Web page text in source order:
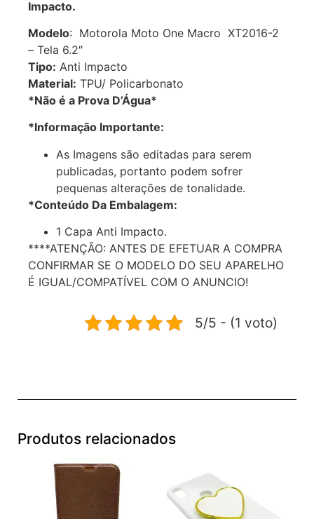
Impacto.
Modelo: Motorola Moto One Macro XT2016-2
– Tela 6.2″
Tipo: Anti Impacto
Material: TPU/ Policarbonato
*Não é a Prova D’Água*
*Informação Importante:
As Imagens são editadas para serem
publicadas, portanto podem sofrer
pequenas alterações de tonalidade.
*Conteúdo Da Embalagem:
1 Capa Anti Impacto.
****ATENÇÃO: ANTES DE EFETUAR A COMPRA
CONFIRMAR SE O MODELO DO SEU APARELHO
É IGUAL/COMPATÍVEL COM O ANUNCIO!
5/5 - (1 voto)
Produtos relacionados